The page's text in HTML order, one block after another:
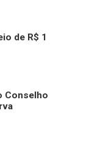
de R$ 1
Conselho